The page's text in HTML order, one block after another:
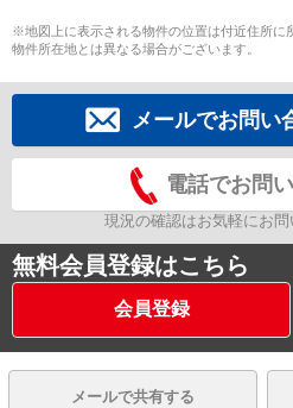
※地図上に表示される物件の位置は付近住所に
物件所在地とは異なる場合がございます。
メールでお問い
電話でお問
現況の確認はお気軽にお問
無料会員登録はこちら
会員登録
メールで共有する